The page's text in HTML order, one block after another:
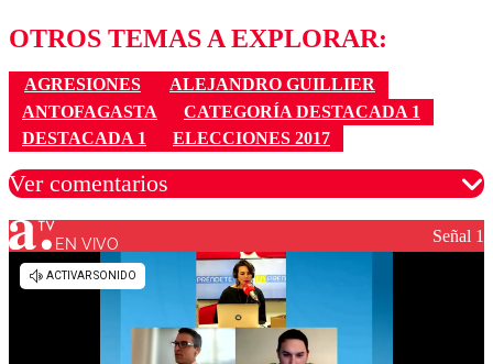
OTROS TEMAS A EXPLORAR:
AGRESIONES
ALEJANDRO GUILLIER
ANTOFAGASTA
CATEGORÍA DESTACADA 1
DESTACADA 1
ELECCIONES 2017
Ver comentarios
Los comentarios son moderados para garantizar un
diálogo respetuoso.
EN VIVO Señal 1